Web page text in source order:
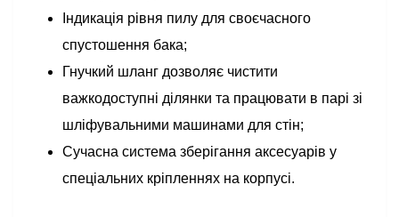
Індикація рівня пилу для своєчасного
спустошення бака;
Гнучкий шланг дозволяє чистити
важкодоступні ділянки та працювати в парі зі
шліфувальними машинами для стін;
Сучасна система зберігання аксесуарів у
спеціальних кріпленнях на корпусі.